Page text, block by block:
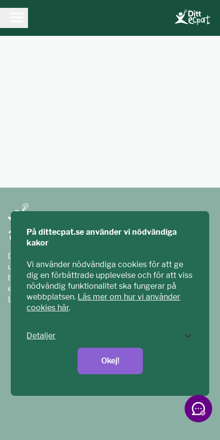
Ditt ECPAT har tagits fram tillsammans med barn och
unga. Vi är en del av ECPAT Sverige – en
barnrättsorganisation som arbetar mot sexuell
exploatering av barn.
Läs mer påecpat.se
På dittecpat.se använder vi nödvändiga
kakor
Vi använder nödvändiga cookies för att ge
dig en förbättrade upplevelse och för att viss
nödvändig funktionalitet ska fungerar på
webbplatsen. Läs mer om hur vi använder
cookies här.
Detaljer
Okej!